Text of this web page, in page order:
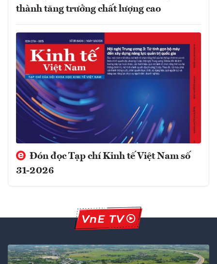
thành tăng trưởng chất lượng cao
Đón đọc Tạp chí Kinh tế Việt Nam số
31-2026